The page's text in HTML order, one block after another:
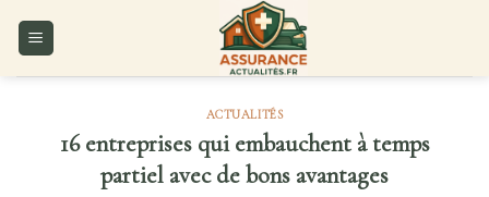
ACTUALITÉS
16 entreprises qui embauchent à temps
partiel avec de bons avantages